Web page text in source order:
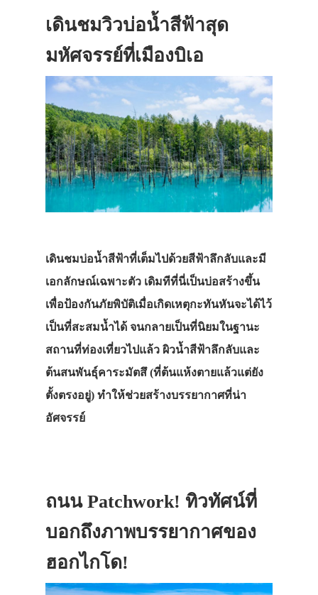
เดินชมวิวบ่อน้ำสีฟ้าสุด
มหัศจรรย์ที่เมืองบิเอ
เดินชมบ่อน้ำสีฟ้าที่เต็มไปด้วยสีฟ้าลึกลับและมี
เอกลักษณ์เฉพาะตัว เดิมทีที่นี่เป็นบ่อสร้างขึ้น
เพื่อป้องกันภัยพิบัติเมื่อเกิดเหตุกะทันหันจะได้ไว้
เป็นที่สะสมน้ำได้ จนกลายเป็นที่นิยมในฐานะ
สถานที่ท่องเที่ยวไปแล้ว ผิวน้ำสีฟ้าลึกลับและ
ต้นสนพันธุ์คาระมัตสึ (ที่ต้นแห้งตายแล้วแต่ยัง
ตั้งตรงอยู่) ทำให้ช่วยสร้างบรรยากาศที่น่า
อัศจรรย์
ถนน Patchwork! ทิวทัศน์ที่
บอกถึงภาพบรรยากาศของ
ฮอกไกโด!